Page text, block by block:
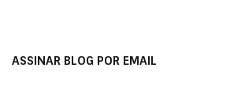
ASSINAR BLOG POR EMAIL